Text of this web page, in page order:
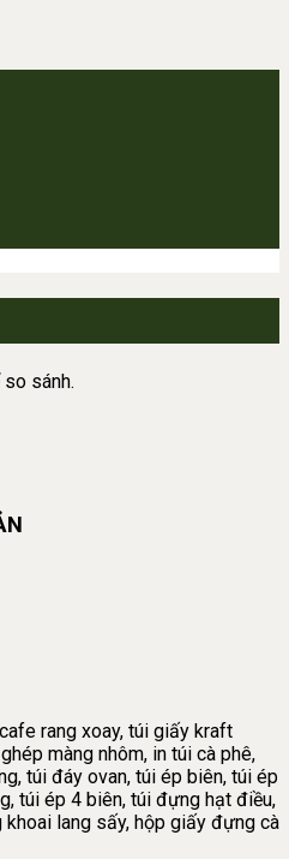
sánh.
rang xoay, túi giấy kraft
màng nhôm, in túi cà phê,
túi đáy ovan, túi ép biên, túi ép
túi ép 4 biên, túi đựng hạt điều,
lang sấy, hộp giấy đựng cà